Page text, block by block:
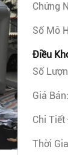
Chứng
Số Mô
Điều
Số
Giá Bán:
Chi
Thời